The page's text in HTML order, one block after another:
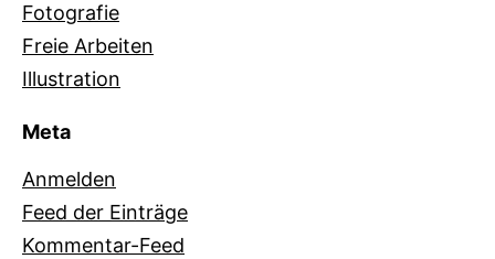
Fotografie
Freie Arbeiten
Illustration
Meta
Anmelden
Feed der Einträge
Kommentar-Feed